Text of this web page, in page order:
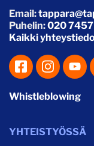
Email:
Puhelin:020
Kaikki
Whistleblowing
YHTEISTYÖSSÄ